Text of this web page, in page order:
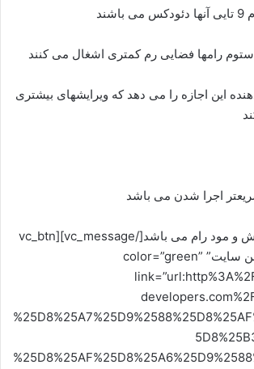
رامها فضایی رم کمتری اشغال می کنند
این اجازه را می دهد که ویرایشهای بیشتری
اجرا شدن می باشد
دئودکس برای ویرایش و مود رام می باشد[/vc_message][vc_btn
title=”لینک در انجمن سایت” color=”green”